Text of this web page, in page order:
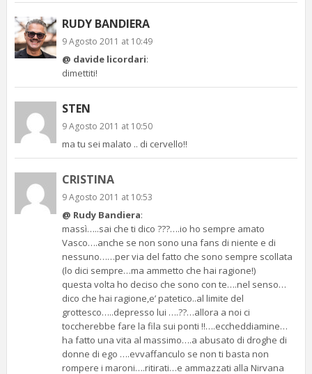
RUDY BANDIERA
9 Agosto 2011 at 10:49
@ davide licordari:
dimettiti!
STEN
9 Agosto 2011 at 10:50
ma tu sei malato .. di cervello!!
CRISTINA
9 Agosto 2011 at 10:53
@ Rudy Bandiera:
massì…..sai che ti dico ???….io ho sempre amato
Vasco….anche se non sono una fans di niente e di
nessuno……per via del fatto che sono sempre scollata
(lo dici sempre…ma ammetto che hai ragione!)
questa volta ho deciso che sono con te….nel senso…
dico che hai ragione,e’ patetico..al limite del
grottesco…..depresso lui ….??…allora a noi ci
toccherebbe fare la fila sui ponti !!….eccheddiamine…
ha fatto una vita al massimo….a abusato di droghe di
donne di ego ….evvaffanculo se non ti basta non
rompere i maroni….ritirati…e ammazzati alla Nirvana